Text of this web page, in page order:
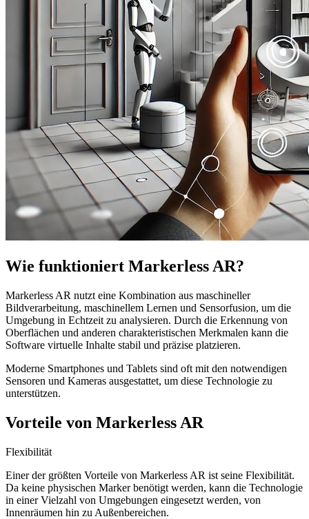
Wie funktioniert Markerless AR?
Markerless AR nutzt eine Kombination aus maschineller
Bildverarbeitung, maschinellem Lernen und Sensorfusion, um die
Umgebung in Echtzeit zu analysieren. Durch die Erkennung von
Oberflächen und anderen charakteristischen Merkmalen kann die
Software virtuelle Inhalte stabil und präzise platzieren.
Moderne Smartphones und Tablets sind oft mit den notwendigen
Sensoren und Kameras ausgestattet, um diese Technologie zu
unterstützen.
Vorteile von Markerless AR
Flexibilität
Einer der größten Vorteile von Markerless AR ist seine Flexibilität.
Da keine physischen Marker benötigt werden, kann die Technologie
in einer Vielzahl von Umgebungen eingesetzt werden, von
Innenräumen hin zu Außenbereichen.